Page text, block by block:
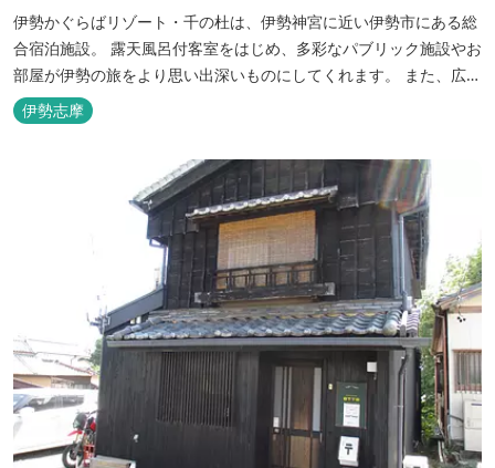
伊勢かぐらばリゾート・千の杜は、伊勢神宮に近い伊勢市にある総
合宿泊施設。 露天風呂付客室をはじめ、多彩なパブリック施設やお
部屋が伊勢の旅をより思い出深いものにしてくれます。 また、広大
な敷地内にはテニスコート、野球場を始めとしたスポーツ施設や、
ウォータースライダーを有する流水プール、お子様が楽しめる児童
遊園など、様々なアウトドア施設がございます。杜の自然を感じな
がら、充実した伊勢の一日を...
伊勢志摩